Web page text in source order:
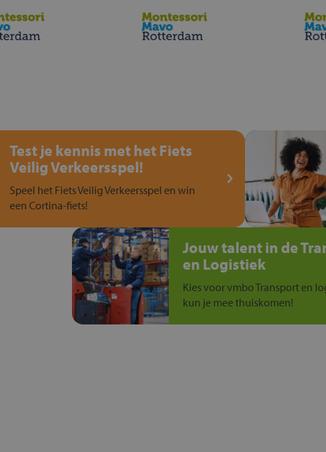
Test je kennis met het Fiets
Veilig Verkeersspel!
Speel het Fiets Veilig Verkeersspel en win
een Cortina-fiets!
Jouw talent in de
en Logistiek
Kies voor vmbo Transport en
kun je mee thuiskomen!